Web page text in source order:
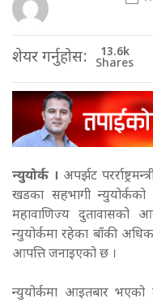
शेयर गर्नुहोस: 13.6k
Shares
न्युयोर्क । अपर्झट
खडका सहभागी
महावाणिज्य दुतावासको
न्युयोर्कमा रहेका बाँकी
आपत्ति जनाइएको छ ।
न्युयोर्कमा आइतबार भएको